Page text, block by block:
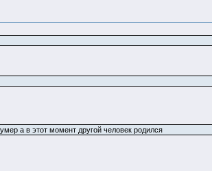
а в этот момент другой человек родился